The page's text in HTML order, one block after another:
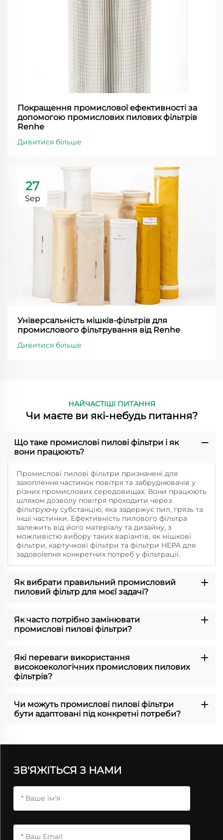
Покращення промислової ефективності за
допомогою промислових пилових фільтрів
Renhe
Дивитися більше
27
Sep
Універсальність мішків-фільтрів для
промислового фільтрування від Renhe
Дивитися більше
НАЙЧАСТІШІ ПИТАННЯ
Чи маєте ви які-небудь питання?
Що таке промислові пилові фільтри і як
вони працюють?
Промислові пилові фільтри призначені для
захоплення частинок повітря та забруднювачів у
різних промислових середовищах. Вони працюють
шляхом дозволу повітря проходити через
фільтруючу субстанцію, яка задержує пил, грязь та
інші частинки. Ефективність пилового фільтра
залежить від його матеріалу та дизайну, з
можливістю вибору таких варіантів, як мішкові
фільтри, картучкові фільтри та фільтри HEPA для
задовolenня конкретних потреб у фільтрації.
Як вибрати правильний промисловий
пиловий фільтр для моєї задачі?
Як часто потрібно замінювати
промислові пилові фільтри?
Які переваги використання
високоекологічних промислових пилових
фільтрів?
Чи можуть промислові пилові фільтри
бути адаптовані під конкретні потреби?
ЗВ'ЯЖІТЬСЯ З НАМИ